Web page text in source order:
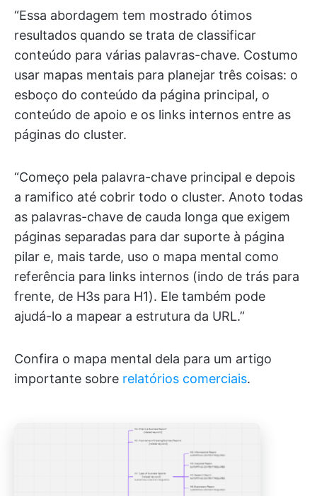
“Essa abordagem tem mostrado ótimos
resultados quando se trata de classificar
conteúdo para várias palavras-chave. Costumo
usar mapas mentais para planejar três coisas: o
esboço do conteúdo da página principal, o
conteúdo de apoio e os links internos entre as
páginas do cluster.
“Começo pela palavra-chave principal e depois
a ramifico até cobrir todo o cluster. Anoto todas
as palavras-chave de cauda longa que exigem
páginas separadas para dar suporte à página
pilar e, mais tarde, uso o mapa mental como
referência para links internos (indo de trás para
frente, de H3s para H1). Ele também pode
ajudá-lo a mapear a estrutura da URL.”
Confira o mapa mental dela para um artigo
importante sobre relatórios comerciais.